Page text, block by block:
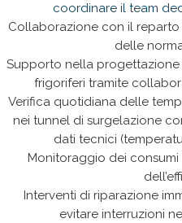
coordinare il team
Collaborazione con il
delle
Supporto nella
frigoriferi tramite
Verifica quotidiana delle
nei tunnel di surgelazione
dati tecnici
Monitoraggio dei
Interventi di riparazione
evitare interruzioni